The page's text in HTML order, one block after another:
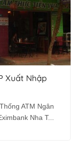
Xuất Nhập
ATM Ngân
Nha T...